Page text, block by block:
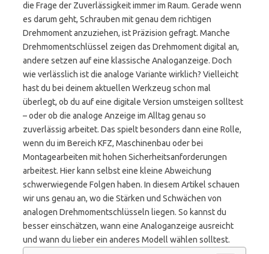
die Frage der Zuverlässigkeit immer im Raum. Gerade wenn
es darum geht, Schrauben mit genau dem richtigen
Drehmoment anzuziehen, ist Präzision gefragt. Manche
Drehmomentschlüssel zeigen das Drehmoment digital an,
andere setzen auf eine klassische Analoganzeige. Doch
wie verlässlich ist die analoge Variante wirklich? Vielleicht
hast du bei deinem aktuellen Werkzeug schon mal
überlegt, ob du auf eine digitale Version umsteigen solltest
– oder ob die analoge Anzeige im Alltag genau so
zuverlässig arbeitet. Das spielt besonders dann eine Rolle,
wenn du im Bereich KFZ, Maschinenbau oder bei
Montagearbeiten mit hohen Sicherheitsanforderungen
arbeitest. Hier kann selbst eine kleine Abweichung
schwerwiegende Folgen haben. In diesem Artikel schauen
wir uns genau an, wo die Stärken und Schwächen von
analogen Drehmomentschlüsseln liegen. So kannst du
besser einschätzen, wann eine Analoganzeige ausreicht
und wann du lieber ein anderes Modell wählen solltest.